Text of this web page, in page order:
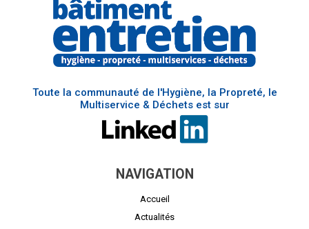
Toute la communauté de l'Hygiène, la Propreté, le
Multiservice & Déchets est sur
NAVIGATION
Accueil
Actualités